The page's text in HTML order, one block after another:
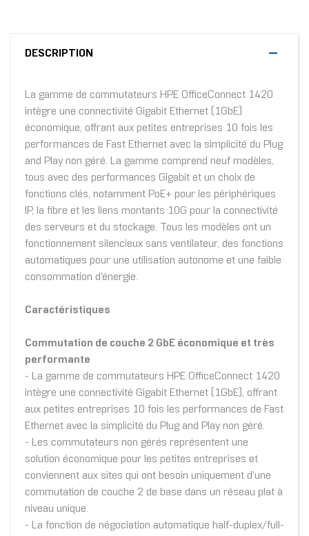
DESCRIPTION
La gamme de commutateurs HPE OfficeConnect 1420
intègre une connectivité Gigabit Ethernet (1GbE)
économique, offrant aux petites entreprises 10 fois les
performances de Fast Ethernet avec la simplicité du Plug
and Play non géré. La gamme comprend neuf modèles,
tous avec des performances Gigabit et un choix de
fonctions clés, notamment PoE+ pour les périphériques
IP, la fibre et les liens montants 10G pour la connectivité
des serveurs et du stockage. Tous les modèles ont un
fonctionnement silencieux sans ventilateur, des fonctions
automatiques pour une utilisation autonome et une faible
consommation d'énergie.
Caractéristiques
Commutation de couche 2 GbE économique et très
performante
- La gamme de commutateurs HPE OfficeConnect 1420
intègre une connectivité Gigabit Ethernet (1GbE), offrant
aux petites entreprises 10 fois les performances de Fast
Ethernet avec la simplicité du Plug and Play non géré.
- Les commutateurs non gérés représentent une
solution économique pour les petites entreprises et
conviennent aux sites qui ont besoin uniquement d'une
commutation de couche 2 de base dans un réseau plat à
niveau unique.
- La fonction de négociation automatique half-duplex/full-